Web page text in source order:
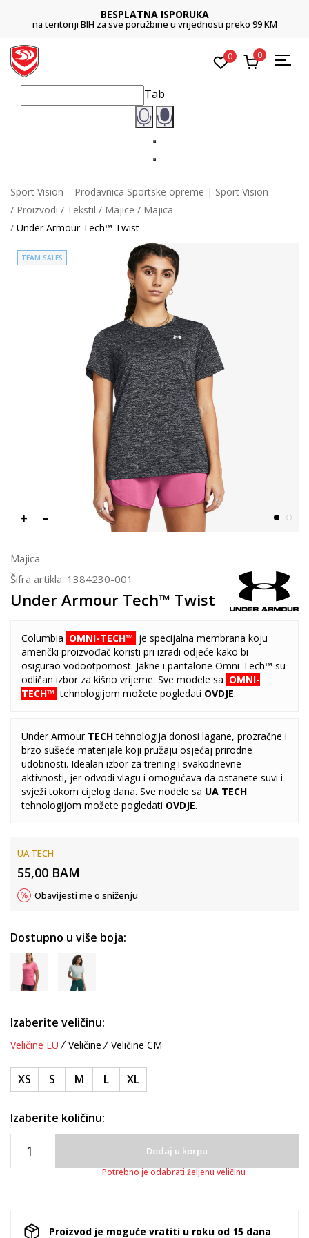
BESPLATNA ISPORUKA
na teritoriji BIH za sve poružbine u vrijednosti preko 99 KM
0 0
Tab
Sport Vision – Prodavnica Sportske opreme | Sport Vision
Proizvodi
Tekstil Majice
Majica
Under Armour Tech™ Twist
TEAM SALES
Majica
Šifra artikla: 1384230-001
Under Armour Tech™ Twist
Columbia OMNI-TECH™ je specijalna membrana koju
američki proizvođač koristi pri izradi odjeće kako bi
osigurao vodootpornost. Jakne i pantalone Omni-Tech™ su
odličan izbor za kišno vrijeme. Sve modele sa OMNI-
TECH™ tehnologijom možete pogledati OVDJE.
Under Armour TECHtehnologija donosi lagane, prozračne i
brzo sušeće materijale koji pružaju osjećaj prirodne
udobnosti. Idealan izbor za trening i svakodnevne
aktivnosti, jer odvodi vlagu i omogućava da ostanete suvi i
svježi tokom cijelog dana. Sve nodele sa UA TECH
tehnologijom možete pogledati OVDJE.
UA TECH
55,00 BAM
Obavijesti me o sniženju
Dostupno u više boja:
Izaberite veličinu:
Veličine EU Veličine Veličine CM
XS S M L XL
Izaberite količinu:
Dodaj u korpu
Potrebno je odabrati željenu veličinu
Proizvod je moguće vratiti u roku od 15 dana